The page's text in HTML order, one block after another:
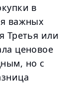
в
важных
Третья или
ценовое
но с